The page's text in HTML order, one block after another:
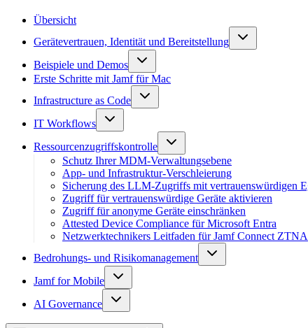
Übersicht
Gerätevertrauen, Identität und Bereitstellung
Beispiele und Demos
Erste Schritte mit Jamf für Mac
Infrastructure as Code
IT Workflows
Ressourcenzugriffskontrolle
Schutz Ihrer MDM-Verwaltungsebene
App- und Infrastruktur-Verschleierung
Sicherung des LLM-Zugriffs mit vertrauenswürdigen
Zugriff für vertrauenswürdige Geräte aktivieren
Zugriff für anonyme Geräte einschränken
Attested Device Compliance für Microsoft Entra
Netzwerktechnikers Leitfaden für Jamf Connect ZTNA
Bedrohungs- und Risikomanagement
Jamf for Mobile
AI Governance